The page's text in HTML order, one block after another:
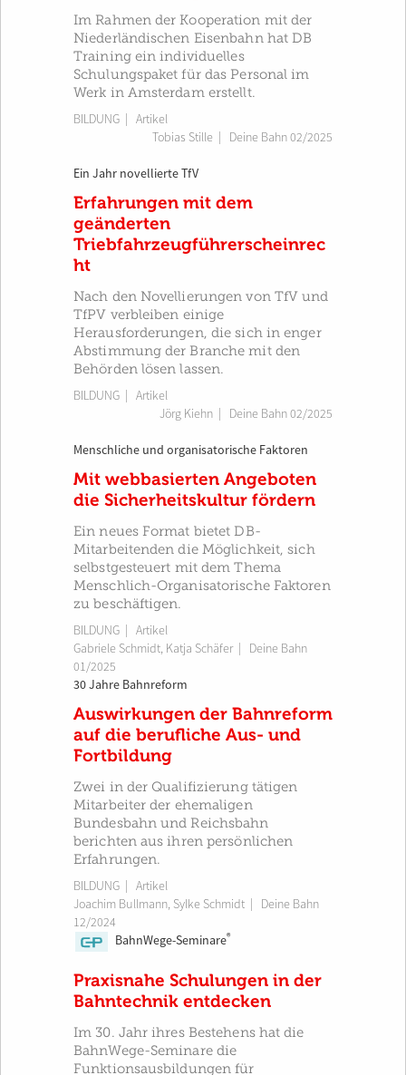
Im Rahmen der Kooperation mit der
Niederländischen Eisenbahn hat DB
Training ein individuelles
Schulungspaket für das Personal im
Werk in Amsterdam erstellt.
BILDUNG | Artikel
Tobias Stille
Deine Bahn 02/2025
Ein Jahr novellierte TfV
Erfahrungen mit dem
geänderten
Triebfahrzeugführerscheinrec
ht
Nach den Novellierungen von TfV und
TfPV verbleiben einige
Herausforderungen, die sich in enger
Abstimmung der Branche mit den
Behörden lösen lassen.
BILDUNG | Artikel
Jörg Kiehn
Deine Bahn 02/2025
Menschliche und organisatorische Faktoren
Mit webbasierten Angeboten
die Sicherheitskultur fördern
Ein neues Format bietet DB-
Mitarbeitenden die Möglichkeit, sich
selbstgesteuert mit dem Thema
Menschlich-Organisatorische Faktoren
zu beschäftigen.
BILDUNG | Artikel
Gabriele Schmidt, Katja Schäfer| Deine Bahn
01/2025
30 Jahre Bahnreform
Auswirkungen der Bahnreform
auf die berufliche Aus- und
Fortbildung
Zwei in der Qualifizierung tätigen
Mitarbeiter der ehemaligen
Bundesbahn und Reichsbahn
berichten aus ihren persönlichen
Erfahrungen.
BILDUNG | Artikel
Joachim Bullmann, Sylke Schmidt
Deine Bahn
12/2024
CP BahnWege-Seminare®
Praxisnahe Schulungen in der
Bahntechnik entdecken
Im 30. Jahr ihres Bestehens hat die
BahnWege-Seminare die
Funktionsausbildungen für